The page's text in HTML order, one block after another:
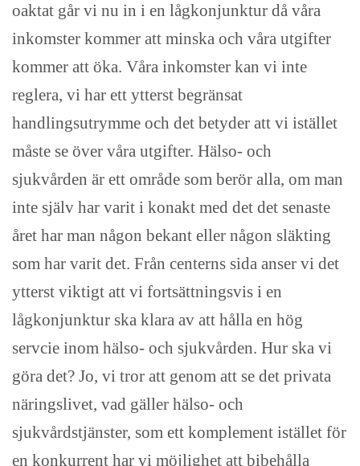
oaktat går vi nu in i en lågkonjunktur då våra
inkomster kommer att minska och våra utgifter
kommer att öka. Våra inkomster kan vi inte
reglera, vi har ett ytterst begränsat
handlingsutrymme och det betyder att vi istället
måste se över våra utgifter. Hälso- och
sjukvården är ett område som berör alla, om man
inte själv har varit i konakt med det det senaste
året har man någon bekant eller någon släkting
som har varit det. Från centerns sida anser vi det
ytterst viktigt att vi fortsättningsvis i en
lågkonjunktur ska klara av att hålla en hög
servcie inom hälso- och sjukvården. Hur ska vi
göra det? Jo, vi tror att genom att se det privata
näringslivet, vad gäller hälso- och
sjukvårdstjänster, som ett komplement istället för
en konkurrent har vi möjlighet att bibehålla